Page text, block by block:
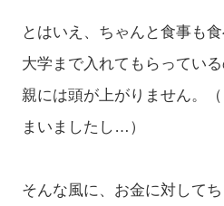
とはいえ、ちゃんと食事も
大学まで入れてもらっている
親には頭が上がりません。
まいましたし…）
そんな風に、お金に対して